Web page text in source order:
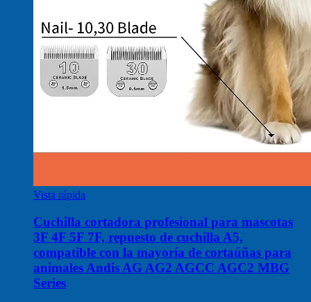
Vista rápida
Cuchilla cortadora profesional para mascotas
3F 4F 5F 7F, repuesto de cuchilla A5,
compatible con la mayoría de cortaúñas para
animales Andis AG AG2 AGCC AGC2 MBG
Series